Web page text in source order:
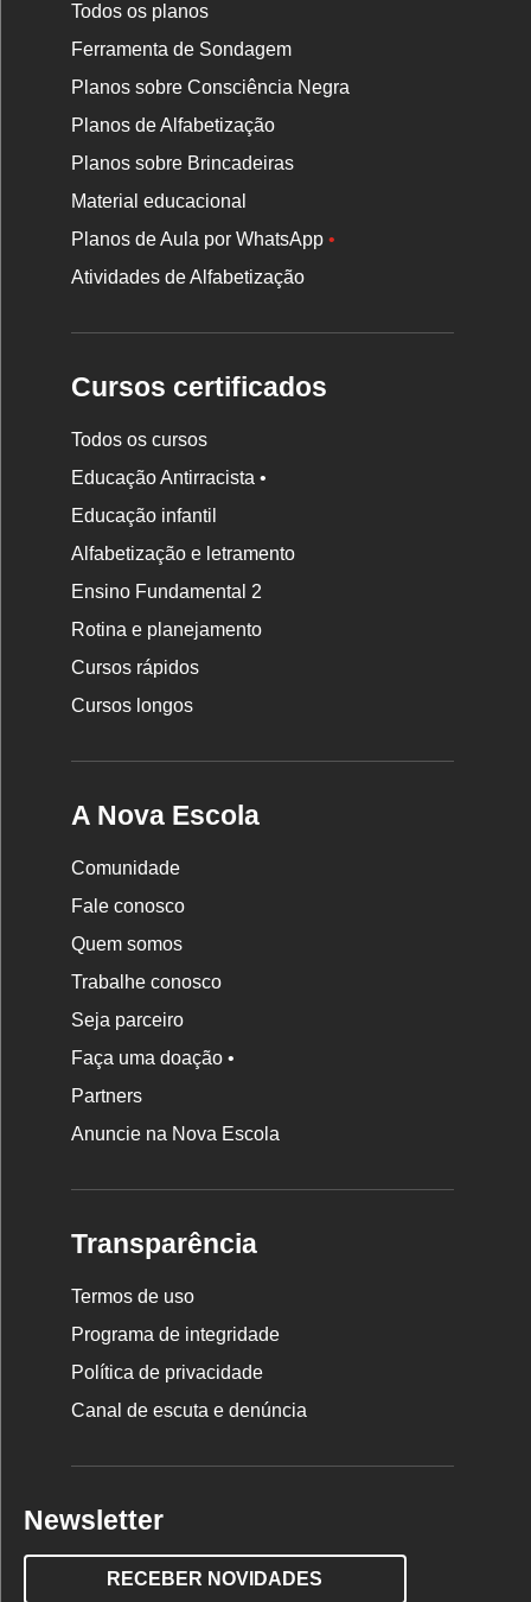
Todos os planos
Ferramenta de Sondagem
Planos sobre Consciência Negra
Planos de Alfabetização
Planos sobre Brincadeiras
Material educacional
Planos de Aula por WhatsApp•
Atividades de Alfabetização
Cursos certificados
Todos os cursos
Educação Antirracista •
Educação infantil
Alfabetização e letramento
Ensino Fundamental 2
Rotina e planejamento
Cursos rápidos
Cursos longos
A Nova Escola
Comunidade
Fale conosco
Quem somos
Trabalhe conosco
Seja parceiro
Faça uma doação •
Partners
Anuncie na Nova Escola
Transparência
Termos de uso
Programa de integridade
Política de privacidade
Canal de escuta e denúncia
Newsletter
RECEBER NOVIDADES